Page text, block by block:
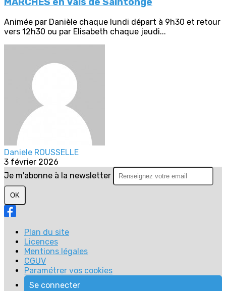
Animée par Danièle chaque lundi départ à 9h30 et retour
vers 12h30 ou par Elisabeth chaque jeudi...
Daniele ROUSSELLE
3 février 2026
Je m'abonne à la newsletter
OK
Plan du site
Licences
Mentions légales
CGUV
Paramétrer vos cookies
Se connecter